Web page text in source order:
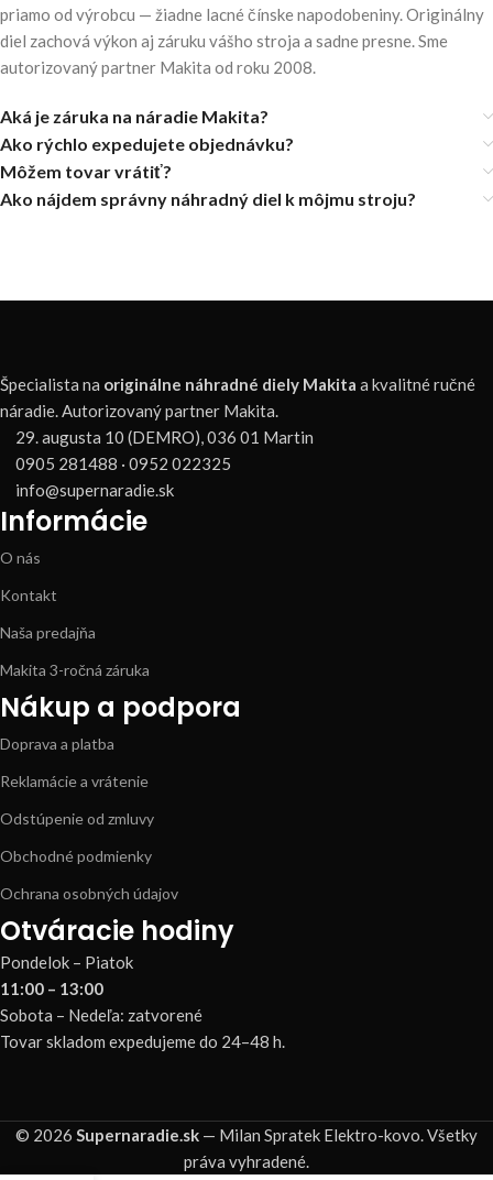
priamo od výrobcu — žiadne lacné čínske napodobeniny. Originálny
diel zachová výkon aj záruku vášho stroja a sadne presne. Sme
autorizovaný partner Makita od roku 2008.
Aká je záruka na náradie Makita?
Ako rýchlo expedujete objednávku?
Môžem tovar vrátiť?
Ako nájdem správny náhradný diel k môjmu stroju?
Špecialista na originálne náhradné diely Makita a kvalitné ručné
náradie. Autorizovaný partner Makita.
29. augusta 10 (DEMRO), 036 01 Martin
0905 281488 · 0952 022325
info@supernaradie.sk
Informácie
O nás
Kontakt
Naša predajňa
Makita 3-ročná záruka
Nákup a podpora
Doprava a platba
Reklamácie a vrátenie
Odstúpenie od zmluvy
Obchodné podmienky
Ochrana osobných údajov
Otváracie hodiny
Pondelok – Piatok
11:00 – 13:00
Sobota – Nedeľa: zatvorené
Tovar skladom expedujeme do 24–48 h.
© 2026 Supernaradie.sk — Milan Spratek Elektro-kovo. Všetky
práva vyhradené.